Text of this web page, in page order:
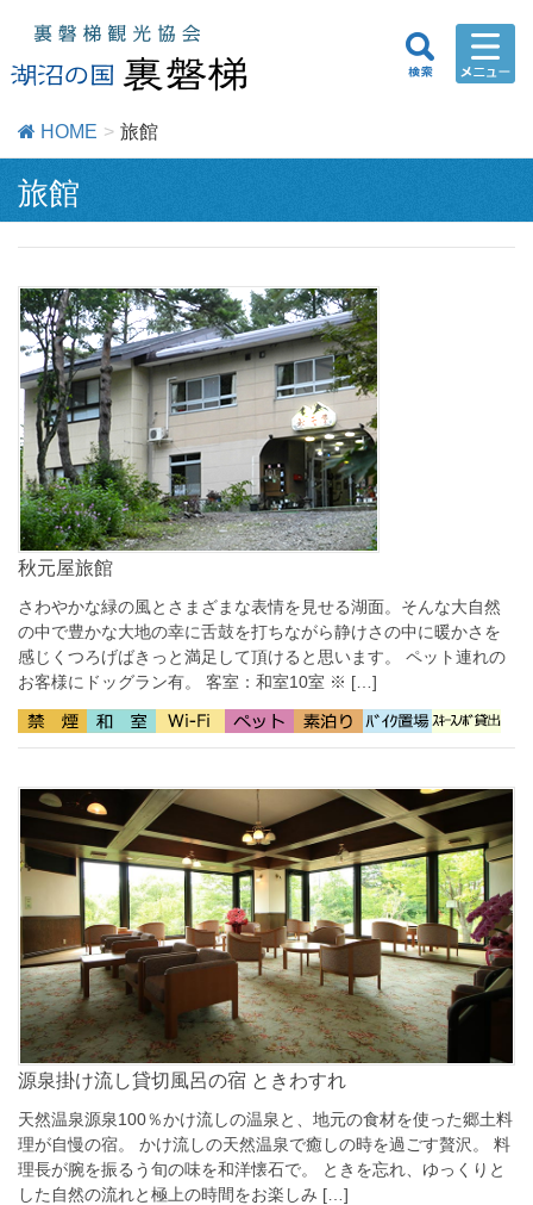
HOME 旅館
旅館
秋元屋旅館
さわやかな緑の風とさまざまな表情を見せる湖面。そんな大自然
の中で豊かな大地の幸に舌鼓を打ちながら静けさの中に暖かさを
感じくつろげばきっと満足して頂けると思います。 ペット連れの
お客様にドッグラン有。 客室：和室10室 ※ […]
源泉掛け流し貸切風呂の宿 ときわすれ
天然温泉源泉100％かけ流しの温泉と、地元の食材を使った郷土料
理が自慢の宿。 かけ流しの天然温泉で癒しの時を過ごす贅沢。 料
理長が腕を振るう旬の味を和洋懐石で。 ときを忘れ、ゆっくりと
した自然の流れと極上の時間をお楽しみ […]